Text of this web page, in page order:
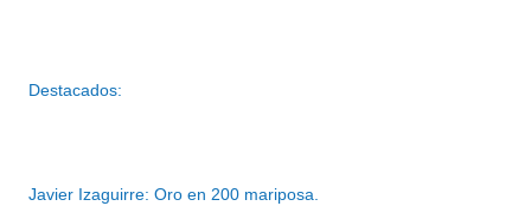
Destacados:
Javier Izaguirre: Oro en 200 mariposa.